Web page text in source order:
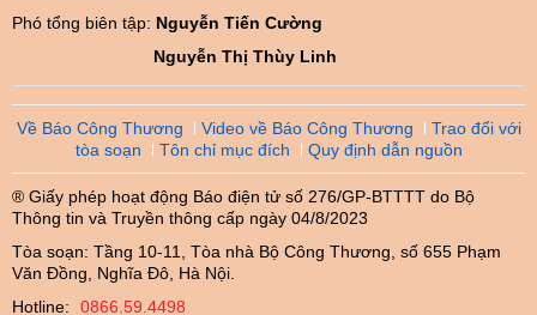
Phó tổng biên tập: Nguyễn Tiến Cường
Nguyễn Thị Thùy Linh
Về Báo Công Thương Video về Báo Công Thương
Trao đổi với
tòa soạn
Tôn chỉ mục đích Quy định dẫn nguồn
® Giấy phép hoạt động Báo điện tử số 276/GP-BTTTT do Bộ
Thông tin và Truyền thông cấp ngày 04/8/2023
Tòa soạn: Tầng 10-11, Tòa nhà Bộ Công Thương, số 655 Phạm
Văn Đồng, Nghĩa Đô, Hà Nội.
Hotline:
0866.59.4498